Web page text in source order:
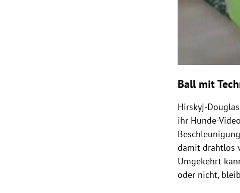
Ball mit
Hirskyj-
ihr Hunde-
damit drahtlos
Umgekehrt
oder nicht,